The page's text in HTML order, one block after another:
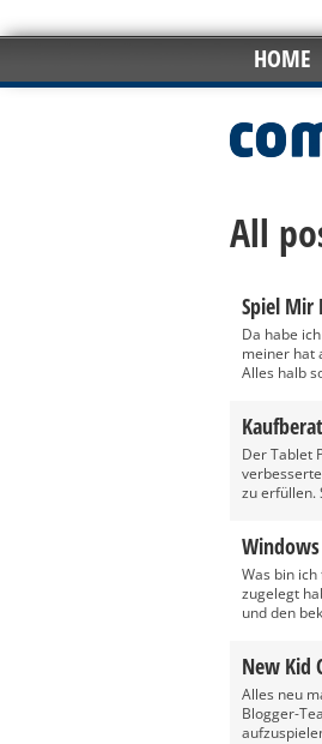
HOME
All
Spiel Mir
Da habe
meiner hat
Alles halb
Der Tablet
zu erfüllen.
Windows
Was bin
zugelegt
und den
New Kid
Alles neu
Blogger-